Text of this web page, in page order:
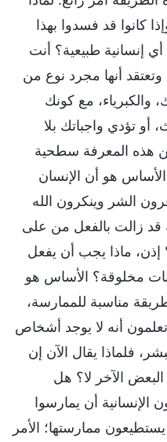
كانوا قد فسدوا بهذا
إنسانية طبيعية؟ أنت
أنها مجرد نوع من
مع كونك
تؤدي واجباتك بلا
هذه المعرفة سطحية
هو أن الإنسان
الشر وينكرون الله
قد زالت بالفعل من على
ماذا يجب أن يفعل
مخلوقة؟ الأساس هو
مناسبة للممارسة،
أنه لا يوجد أشخاص
فلماذا يقال الآن إن
البعض الآخر لا؟ هل
الإنسانية أن يمارسوا
ممارستها؛ الأمر